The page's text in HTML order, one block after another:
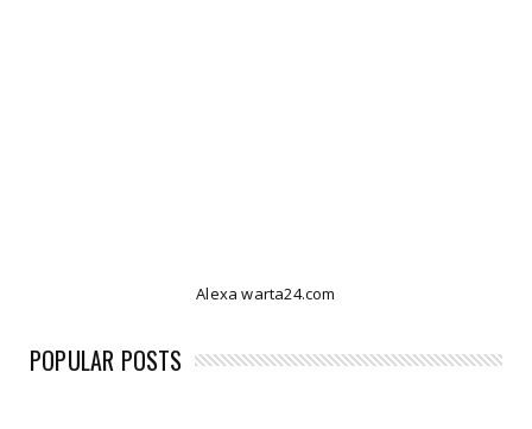
Alexa warta24.com
POPULAR POSTS